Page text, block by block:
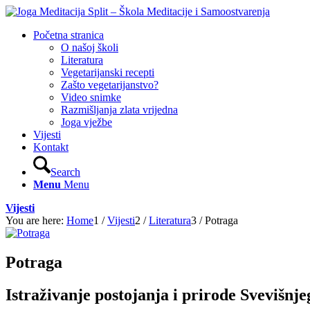
Početna stranica
O našoj školi
Literatura
Vegetarijanski recepti
Zašto vegetarijanstvo?
Video snimke
Razmišljanja zlata vrijedna
Joga vježbe
Vijesti
Kontakt
Search
Menu Menu
Vijesti
You are here: Home1 / Vijesti2 / Literatura3 / Potraga
Potraga
Istraživanje postojanja i prirode